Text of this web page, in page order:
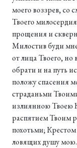
моего воззрев, со
Твоего
прощения и
Милостив буди
от лица Твоего,
обрати и на путь
положу спасения
страданьми
излиянною Твоею
распятием Твоим
похотьми;
ловящих душу